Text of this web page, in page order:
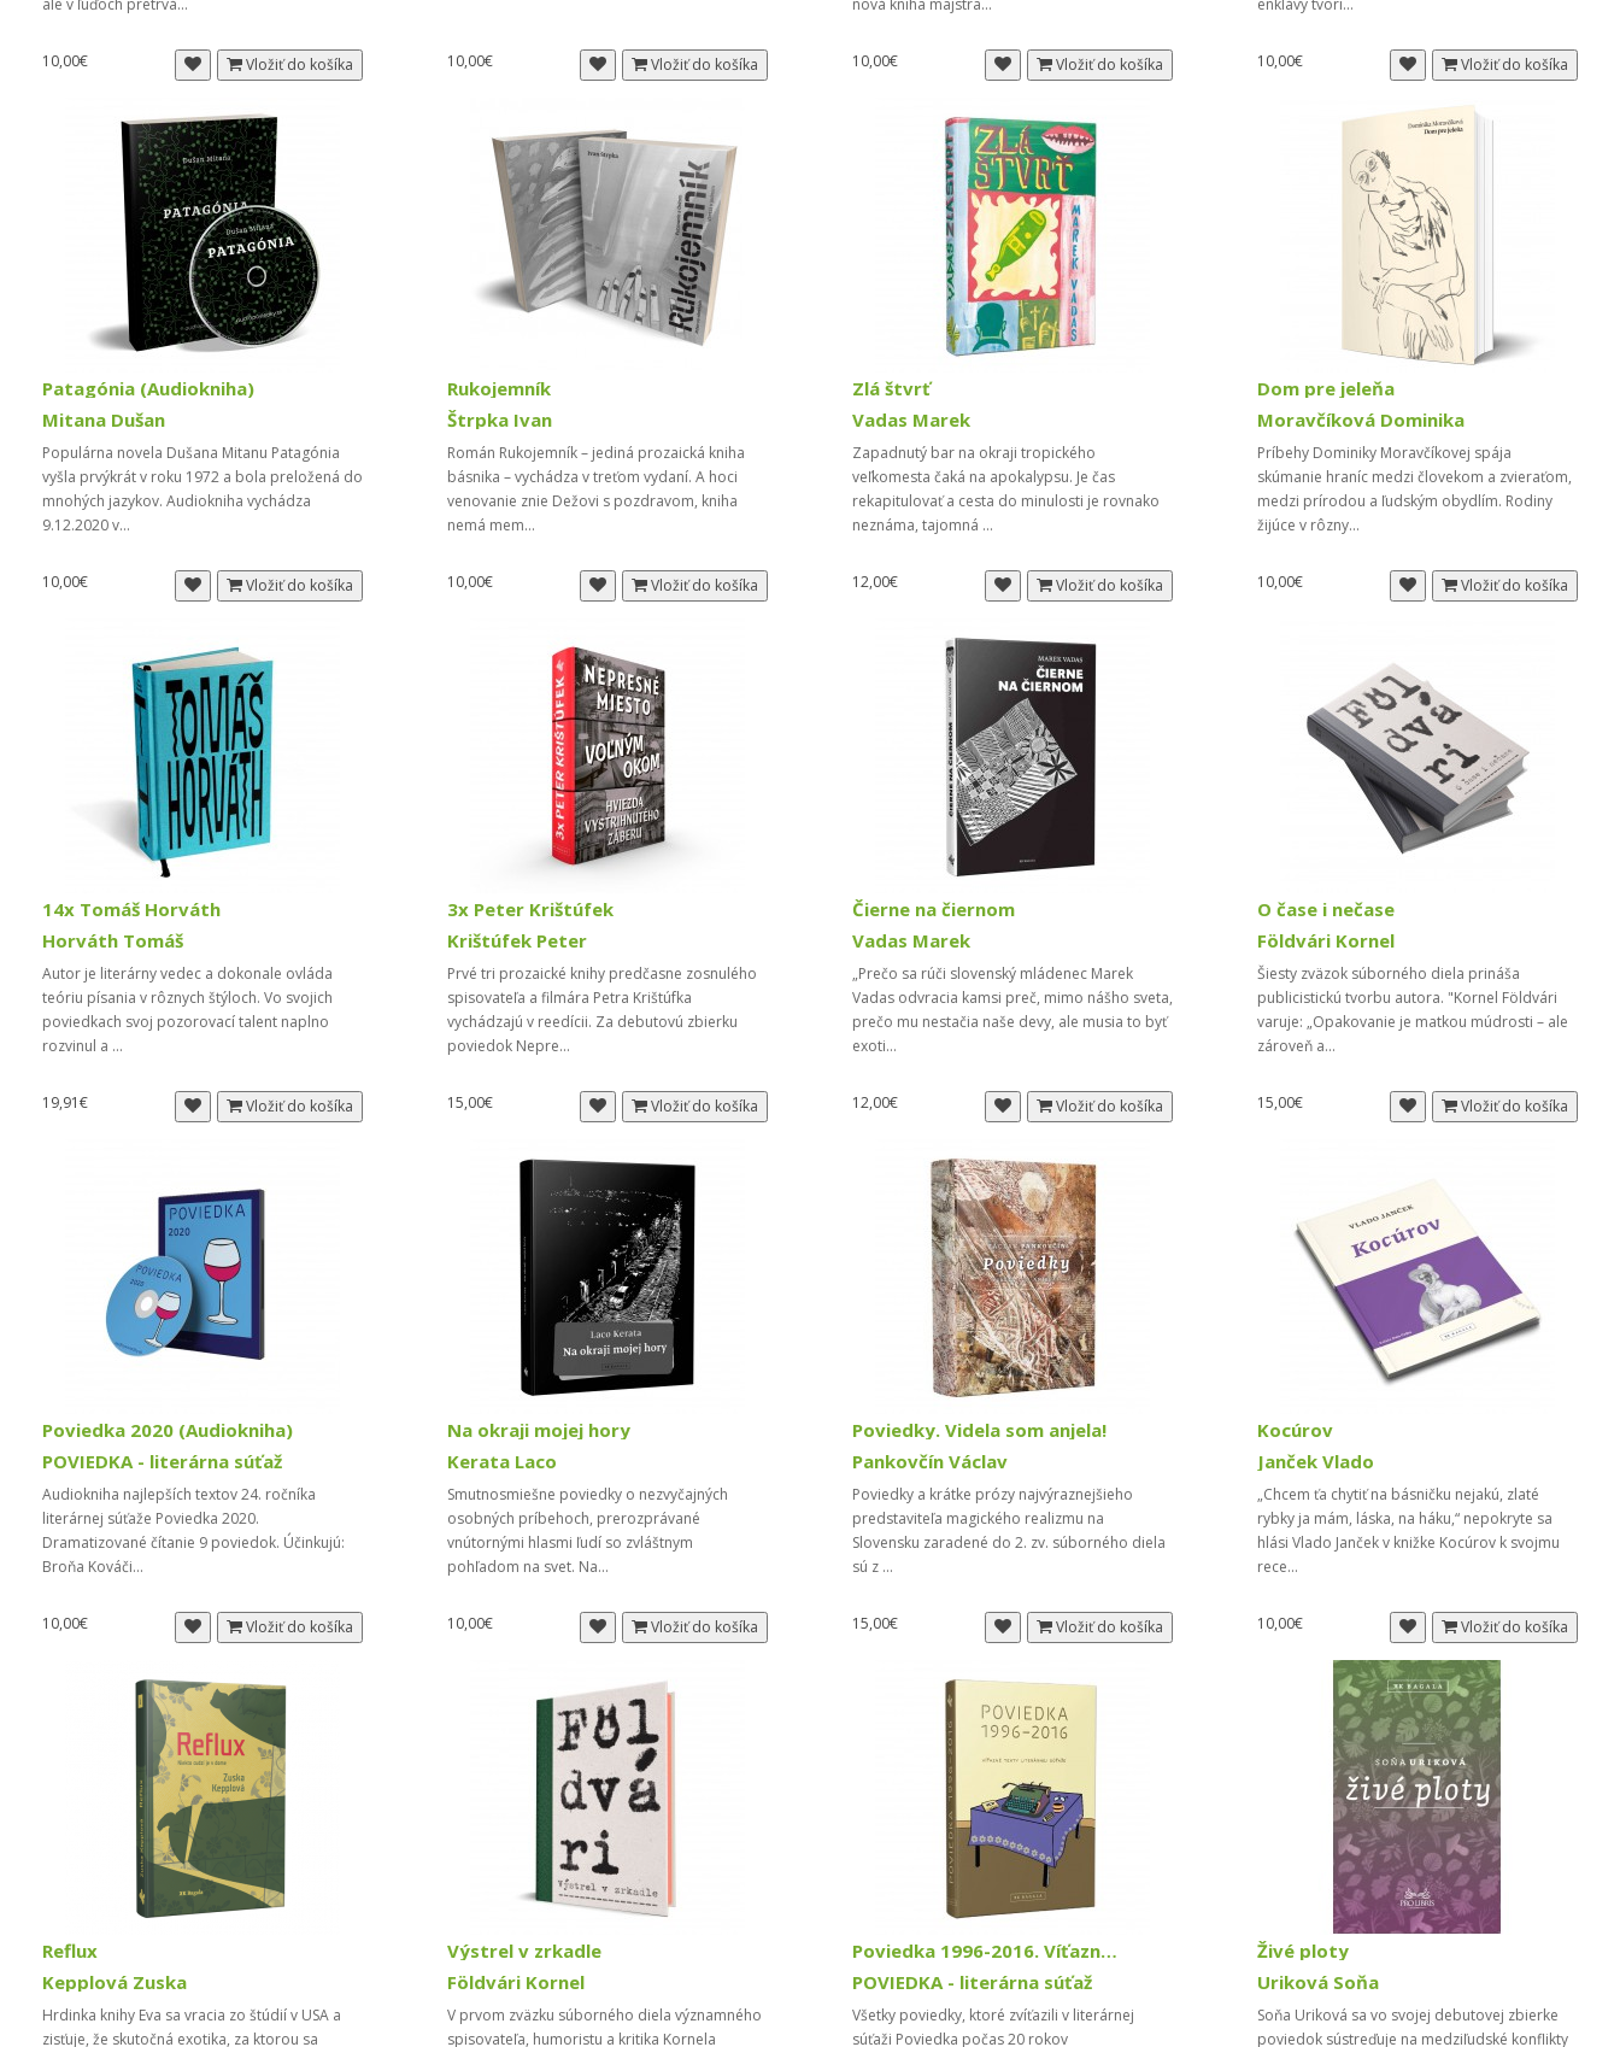
ale v ľuďoch pretrvá...
10,00€ Vložiť do košíka 10,00€ Vložiť do košíka
nová kniha majstra...
10,00€ Vložiť do košíka
enklávy tvori...
10,00€ Vložiť do košíka
Patagónia (Audiokniha)
Mitana Dušan
Populárna novela Dušana Mitanu Patagónia
vyšla prvýkrát v roku 1972 a bola preložená do
mnohých jazykov. Audiokniha vychádza
9.12.2020 v...
10,00€ Vložiť do košíka
Rukojemník
Štrpka Ivan
Román Rukojemník – jediná prozaická kniha
básnika – vychádza v treťom vydaní. A hoci
venovanie znie Dežovi s pozdravom, kniha
nemá mem...
10,00€ Vložiť do košíka
Zlá štvrť
Vadas Marek
Zapadnutý bar na okraji tropického
veľkomesta čaká na apokalypsu. Je čas
rekapitulovať a cesta do minulosti je rovnako
neznáma, tajomná ...
12,00€ Vložiť do košíka
Dom pre jeleňa
Moravčíková Dominika
Príbehy Dominiky Moravčíkovej spája
skúmanie hraníc medzi človekom a zvieraťom,
medzi prírodou a ľudským obydlím. Rodiny
žijúce v rôzny...
10,00€ Vložiť do košíka
14x Tomáš Horváth
Horváth Tomáš
Autor je literárny vedec a dokonale ovláda
teóriu písania v rôznych štýloch. Vo svojich
poviedkach svoj pozorovací talent naplno
rozvinul a ...
19,91€ Vložiť do košíka
3x Peter Krištúfek
Krištúfek Peter
Prvé tri prozaické knihy predčasne zosnulého
spisovateľa a filmára Petra Krištúfka
vychádzajú v reedícii. Za debutovú zbierku
poviedok Nepre...
15,00€ Vložiť do košíka
Čierne na čiernom
Vadas Marek
„Prečo sa rúči slovenský mládenec Marek
Vadas odvracia kamsi preč, mimo nášho sveta,
prečo mu nestačia naše devy, ale musia to byť
exoti...
12,00€ Vložiť do košíka
O čase i nečase
Földvári Kornel
Šiesty zväzok súborného diela prináša
publicistickú tvorbu autora. "Kornel Földvári
varuje: „Opakovanie je matkou múdrosti – ale
zároveň a...
15,00€ Vložiť do košíka
Poviedka 2020 (Audiokniha)
POVIEDKA - literárna súťaž
Audiokniha najlepších textov 24. ročníka
literárnej súťaže Poviedka 2020.
Dramatizované čítanie 9 poviedok. Účinkujú:
Broňa Kováči...
10,00€ Vložiť do košíka
Na okraji mojej hory
Kerata Laco
Smutnosmiešne poviedky o nezvyčajných
osobných príbehoch, prerozprávané
vnútornými hlasmi ľudí so zvláštnym
pohľadom na svet. Na...
10,00€ Vložiť do košíka
Poviedky. Videla som anjela!
Pankovčín Václav
Poviedky a krátke prózy najvýraznejšieho
predstaviteľa magického realizmu na
Slovensku zaradené do 2. zv. súborného diela
sú z ...
15,00€ Vložiť do košíka
Kocúrov
Janček Vlado
„Chcem ťa chytiť na básničku nejakú, zlaté
rybky ja mám, láska, na háku,“ nepokryte sa
hlási Vlado Janček v knižke Kocúrov k svojmu
rece...
10,00€ Vložiť do košíka
Reflux
Kepplová Zuska
Hrdinka knihy Eva sa vracia zo štúdií v USA a
zisťuje, že skutočná exotika, za ktorou sa
Výstrel v zrkadle
Földvári Kornel
V prvom zväzku súborného diela významného
spisovateľa, humoristu a kritika Kornela
Poviedka 1996-2016. Víťazné texty
POVIEDKA - literárna súťaž
Všetky poviedky, ktoré zvíťazili v literárnej
súťaži Poviedka počas 20 rokov
Živé ploty
Uriková Soňa
Soňa Uriková sa vo svojej debutovej zbierke
poviedok sústreďuje na medziľudské konflikty